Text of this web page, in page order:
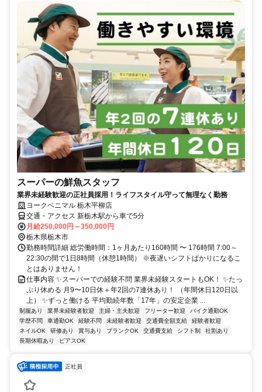
スーパーの鮮魚スタッフ
業界未経験歓迎の正社員採用！ライフスタイル守って無理なく勤務
ヨークベニマル 栃木平柳店
交通・アクセス 新栃木駅から車で5分
月給250,000円～350,000円
栃木県栃木市
勤務時間詳細 総労働時間：1ヶ月あたり160時間 〜 176時間 7:00～
22:30の間で1日8時間（休憩1時間） ※夜遅いシフトばかりになるこ
とはありません！
仕事内容 ✨スーパーでの経験不問 業界未経験スタートもOK！ ✨たっ
ぷり休める 月9〜10日休＋年2回の7連休あり！ （年間休日120日以
上） ✨ずっと働ける 平均勤続年数「17年」の安定企業 ...
制服あり 業界未経験者歓迎 主婦・主夫歓迎 フリーター歓迎
バイク通勤OK
学歴不問
車通勤OK 経験不問 未経験者歓迎 交通費全額支給
経験者歓迎
ネイルOK
研修あり 賞与あり ブランクOK 交通費支給 シフト制
社割あり
長期休暇あり
ピアスOK
正社員